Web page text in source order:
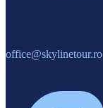
office@skylinetour.ro